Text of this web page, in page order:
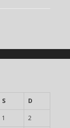
S D
1 2